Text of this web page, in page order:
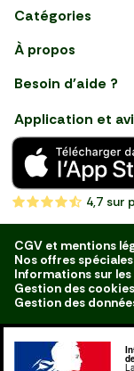
Catégories
Faire ses courses en
Nouveautés
Fruits
Légumes
Boucherie
Charcuterie
Poissonnerie
Fromagerie
Crèmerie
Traiteur
À propos
et savoir-faire
choisissant notre
livraison de
de qualité, livrés
chez vous. Une
de courses en
pour vous.
Besoin d'aide ?
Application et
4,7 sur
CGV et mentions
Nos offres spéciales
Informations sur
Gestion des cookies
Gestion des